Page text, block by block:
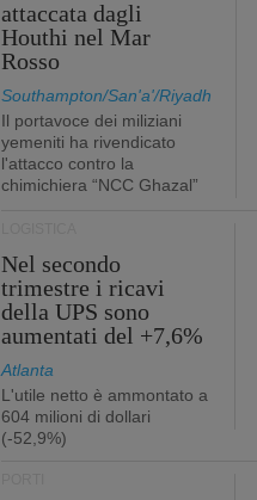
attaccata dagli
Houthi nel Mar
Rosso
Southampton/San'a'/Riyadh
Il portavoce dei miliziani
yemeniti ha rivendicato
l'attacco contro la
chimichiera “NCC Ghazal”
Nel secondo
trimestre i ricavi
della UPS sono
aumentati del +7,6%
Atlanta
L'utile netto è ammontato a
604 milioni di dollari
(-52,9%)